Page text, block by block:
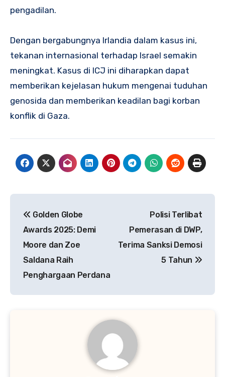
pengadilan.
Dengan bergabungnya Irlandia dalam kasus ini,
tekanan internasional terhadap Israel semakin
meningkat. Kasus di ICJ ini diharapkan dapat
memberikan kejelasan hukum mengenai tuduhan
genosida dan memberikan keadilan bagi korban
konflik di Gaza.
pos
Golden Globe
Awards 2025: Demi
Moore dan Zoe
Saldana Raih
Penghargaan Perdana
Polisi Terlibat
Pemerasan di DWP,
Terima Sanksi Demosi
5 Tahun